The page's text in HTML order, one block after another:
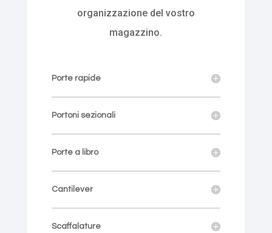
organizzazione del vostro
magazzino.
Porte rapide
Portoni sezionali
Porte a libro
Cantilever
Scaffalature